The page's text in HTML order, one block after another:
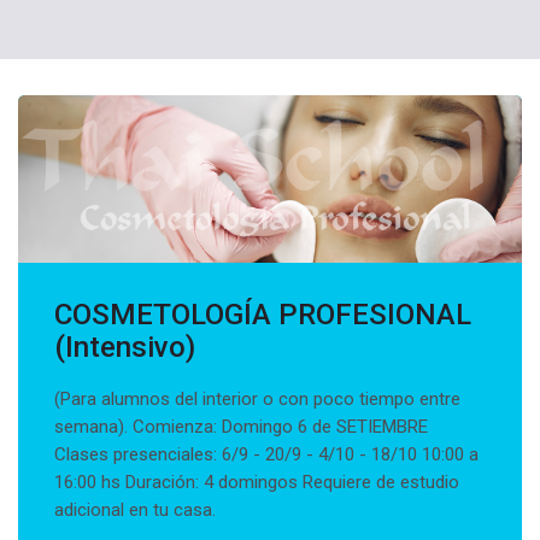
COSMETOLOGÍA PROFESIONAL
(Intensivo)
(Para alumnos del interior o con poco tiempo entre
semana). Comienza: Domingo 6 de SETIEMBRE
Clases presenciales: 6/9 - 20/9 - 4/10 - 18/10 10:00 a
16:00 hs Duración: 4 domingos Requiere de estudio
adicional en tu casa.